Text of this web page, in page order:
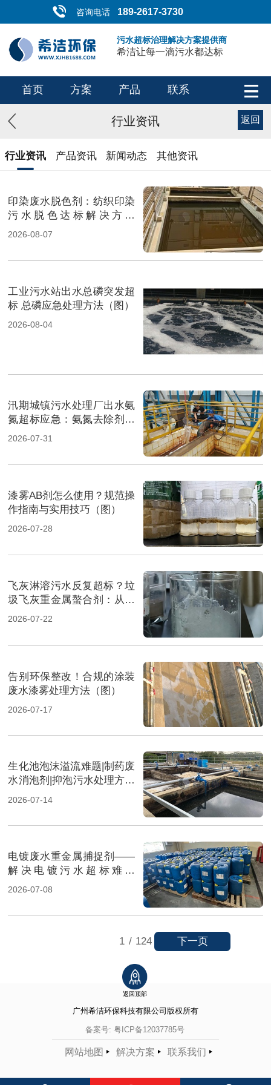
咨询电话 189-2617-3730
污水超标治理解决方案提供商
希洁让每一滴污水都达标
首页 方案 产品 联系
行业资讯 返回
行业资讯 产品资讯 新闻动态 其他资讯
印染废水脱色剂：纺织印染
污水脱色达标解决方案
（图）
2026-08-07
工业污水站出水总磷突发超
标 总磷应急处理方法（图）
2026-08-04
汛期城镇污水处理厂出水氨
氮超标应急：氨氮去除剂投
加方法及实操指南（图）
2026-07-31
漆雾AB剂怎么使用？规范操
作指南与实用技巧（图）
2026-07-28
飞灰淋溶污水反复超标？垃
圾飞灰重金属螯合剂：从源
头实现固液双达标（图）
2026-07-22
告别环保整改！合规的涂装
废水漆雾处理方法（图）
2026-07-17
生化池泡沫溢流难题|制药废
水消泡剂|抑泡污水处理方案
（图）
2026-07-14
电镀废水重金属捕捉剂——
解决电镀污水超标难题
（图）
2026-07-08
1 / 124 下一页
返回顶部
广州希洁环保科技有限公司 版权所有
备案号: 粤ICP备12037785号
网站地图 解决方案 联系我们